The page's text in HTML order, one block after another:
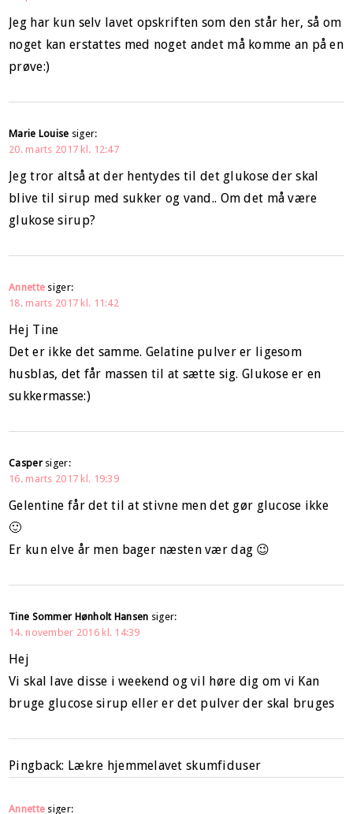
Jeg har kun selv lavet opskriften som den står her, så om
noget kan erstattes med noget andet må komme an på en
prøve:)
Marie Louise siger:
20. marts 2017 kl. 12:47
Jeg tror altså at der hentydes til det glukose der skal
blive til sirup med sukker og vand.. Om det må være
glukose sirup?
Annette siger:
18. marts 2017 kl. 11:42
Hej Tine
Det er ikke det samme. Gelatine pulver er ligesom
husblas, det får massen til at sætte sig. Glukose er en
sukkermasse:)
Casper siger:
16. marts 2017 kl. 19:39
Gelentine får det til at stivne men det gør glucose ikke
🙂
Er kun elve år men bager næsten vær dag 😉
Tine Sommer Hønholt Hansen siger:
14. november 2016 kl. 14:39
Hej
Vi skal lave disse i weekend og vil høre dig om vi Kan
bruge glucose sirup eller er det pulver der skal bruges
Pingback: Lækre hjemmelavet skumfiduser
Annette siger: